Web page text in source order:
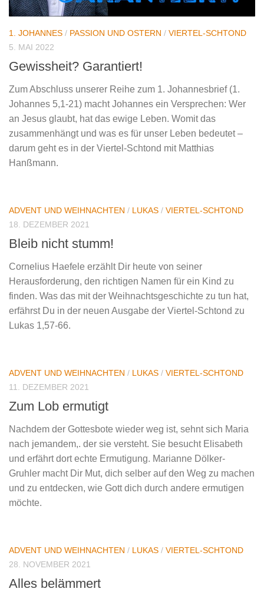
1. JOHANNES / PASSION UND OSTERN / VIERTEL-SCHTOND
5. MAI 2022
Gewissheit? Garantiert!
Zum Abschluss unserer Reihe zum 1. Johannesbrief (1.
Johannes 5,1-21) macht Johannes ein Versprechen: Wer
an Jesus glaubt, hat das ewige Leben. Womit das
zusammenhängt und was es für unser Leben bedeutet –
darum geht es in der Viertel-Schtond mit Matthias
Hanßmann.
ADVENT UND WEIHNACHTEN / LUKAS / VIERTEL-SCHTOND
18. DEZEMBER 2021
Bleib nicht stumm!
Cornelius Haefele erzählt Dir heute von seiner
Herausforderung, den richtigen Namen für ein Kind zu
finden. Was das mit der Weihnachtsgeschichte zu tun hat,
erfährst Du in der neuen Ausgabe der Viertel-Schtond zu
Lukas 1,57-66.
ADVENT UND WEIHNACHTEN / LUKAS / VIERTEL-SCHTOND
11. DEZEMBER 2021
Zum Lob ermutigt
Nachdem der Gottesbote wieder weg ist, sehnt sich Maria
nach jemandem,. der sie versteht. Sie besucht Elisabeth
und erfährt dort echte Ermutigung. Marianne Dölker-
Gruhler macht Dir Mut, dich selber auf den Weg zu machen
und zu entdecken, wie Gott dich durch andere ermutigen
möchte.
ADVENT UND WEIHNACHTEN / LUKAS / VIERTEL-SCHTOND
28. NOVEMBER 2021
Alles belämmert